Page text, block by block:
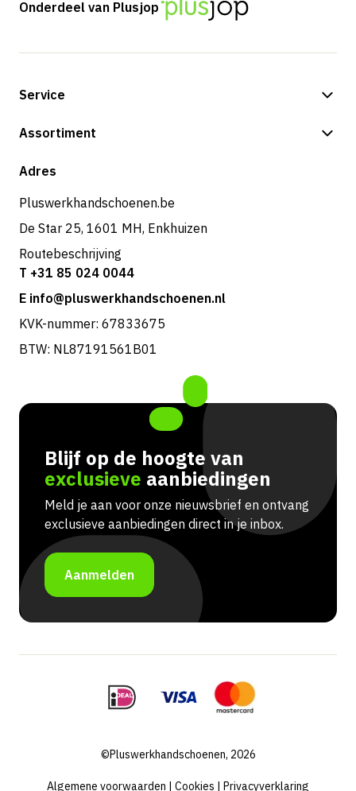
Onderdeel van Plusjop
Service
Betalingsmogelijkheden
Retouren & service
Assortiment
Shop
Adres
Pluswerkhandschoenen.be
De Star 25, 1601 MH, Enkhuizen
Routebeschrijving
T +31 85 024 0044
E info@pluswerkhandschoenen.nl
KVK-nummer: 67833675
BTW: NL87191561B01
Blijf op de hoogte van
exclusieve aanbiedingen
Meld je aan voor onze nieuwsbrief en ontvang
exclusieve aanbiedingen direct in je inbox.
Aanmelden
©Pluswerkhandschoenen, 2026
Algemene voorwaarden | Cookies | Privacyverklaring